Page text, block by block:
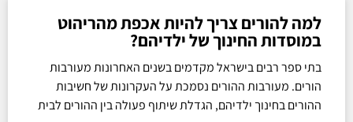
למה להורים צריך להיות אכפת מהריהוט
במוסדות החינוך של ילדיהם?
בתי ספר רבים בישראל מקדמים בשנים האחרונות מעורבות
הורים. מעורבות ההורים נסמכת על העקרונות של חשיבות
ההורים בחינוך ילדיהם, הגדלת שיתוף פעולה בין ההורים לבית